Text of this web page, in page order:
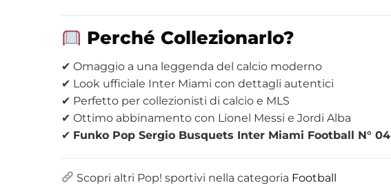
Perché Collezionarlo?
✔ Omaggio a una leggenda del calcio moderno
✔ Look ufficiale Inter Miami con dettagli autentici
✔ Perfetto per collezionisti di calcio e MLS
✔ Ottimo abbinamento con Lionel Messi e Jordi Alba
✔ Funko Pop Sergio Busquets Inter Miami Football N° 04
Scopri altri Pop! sportivi nella categoria Football